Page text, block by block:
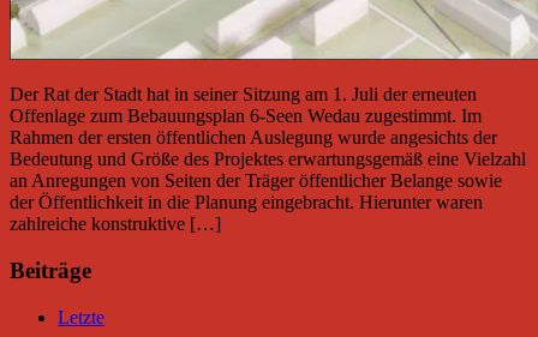
Der Rat der Stadt hat in seiner Sitzung am 1. Juli der erneuten
Offenlage zum Bebauungsplan 6-Seen Wedau zugestimmt. Im
Rahmen der ersten öffentlichen Auslegung wurde angesichts der
Bedeutung und Größe des Projektes erwartungsgemäß eine Vielzahl
an Anregungen von Seiten der Träger öffentlicher Belange sowie
der Öffentlichkeit in die Planung eingebracht. Hierunter waren
zahlreiche konstruktive […]
Beiträge
Letzte